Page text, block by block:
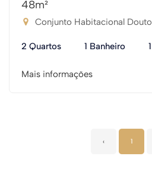
48m²
Conjunto Habitacional Doutor
2 Quartos 1 Banheiro
Mais informações
‹ 1